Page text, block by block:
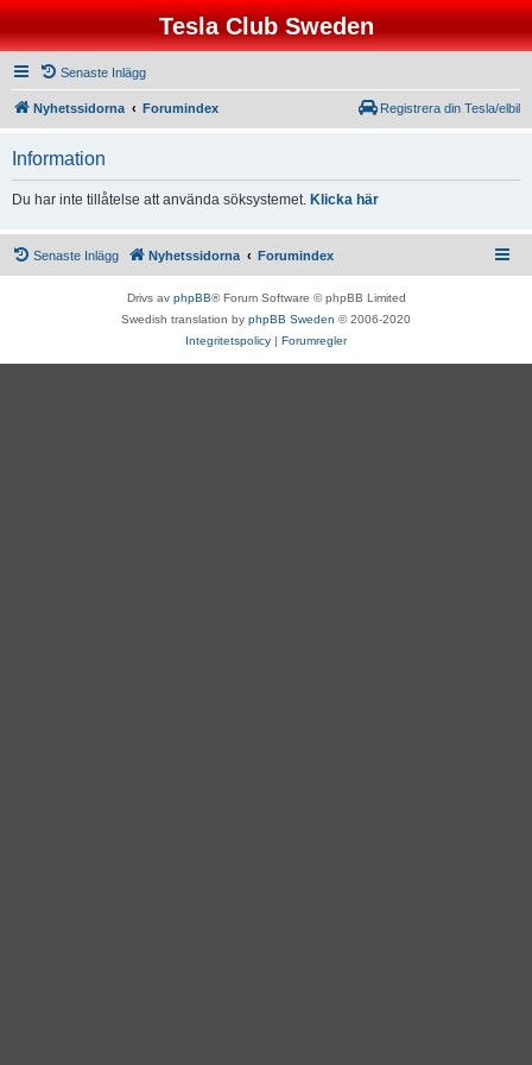
Tesla Club Sweden
Senaste Inlägg
Nyhetssidorna Forumindex Registrera din Tesla/elbil
Information
Du har inte tillåtelse att använda söksystemet. Klicka här
Senaste Inlägg Nyhetssidorna Forumindex
Drivs av phpBB® Forum Software © phpBB Limited
Swedish translation by phpBB Sweden © 2006-2020
Integritetspolicy | Forumregler